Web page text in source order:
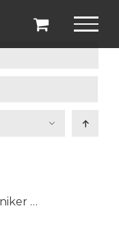
Korgar: Material, tekniker och traditioner i Sverige